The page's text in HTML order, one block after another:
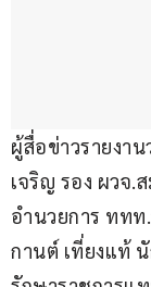
ผู้สื่อข่าวรายงา
เจริญ รอง ผวจ.
อำนวยการ ททท
กานต์ เที่ยงแท้